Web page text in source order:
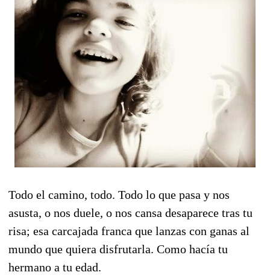
Todo el camino, todo. Todo lo que pasa y nos
asusta, o nos duele, o nos cansa desaparece tras tu
risa; esa carcajada franca que lanzas con ganas al
mundo que quiera disfrutarla. Como hacía tu
hermano a tu edad.